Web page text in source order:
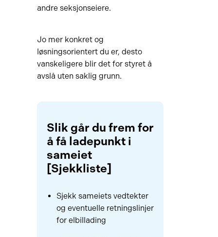
andre seksjonseiere.
Jo mer konkret og
løsningsorientert du er, desto
vanskeligere blir det for styret å
avslå uten saklig grunn.
Slik går du frem for
å få ladepunkt i
sameiet
[Sjekkliste]
Sjekk sameiets vedtekter
og eventuelle retningslinjer
for elbillading